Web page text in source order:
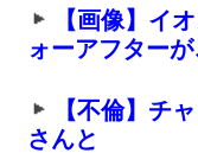
【画像】イ
ォーアフター
【不倫】チ
さんと